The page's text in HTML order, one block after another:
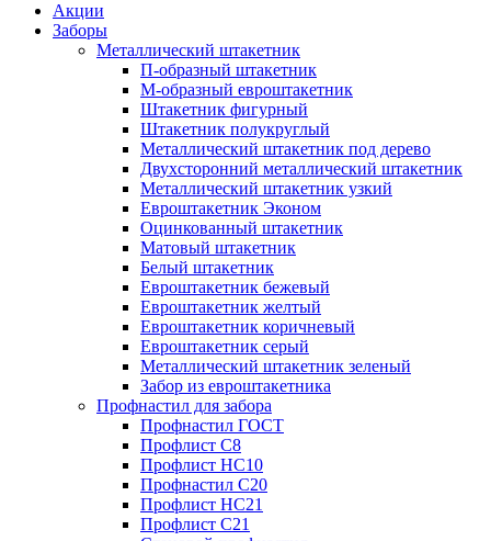
Акции
Заборы
Металлический штакетник
П-образный штакетник
М-образный евроштакетник
Штакетник фигурный
Штакетник полукруглый
Металлический штакетник под дерево
Двухсторонний металлический штакетник
Металлический штакетник узкий
Евроштакетник Эконом
Оцинкованный штакетник
Матовый штакетник
Белый штакетник
Евроштакетник бежевый
Евроштакетник желтый
Евроштакетник коричневый
Евроштакетник серый
Металлический штакетник зеленый
Забор из евроштакетника
Профнастил для забора
Профнастил ГОСТ
Профлист С8
Профлист НС10
Профнастил С20
Профлист НС21
Профлист С21